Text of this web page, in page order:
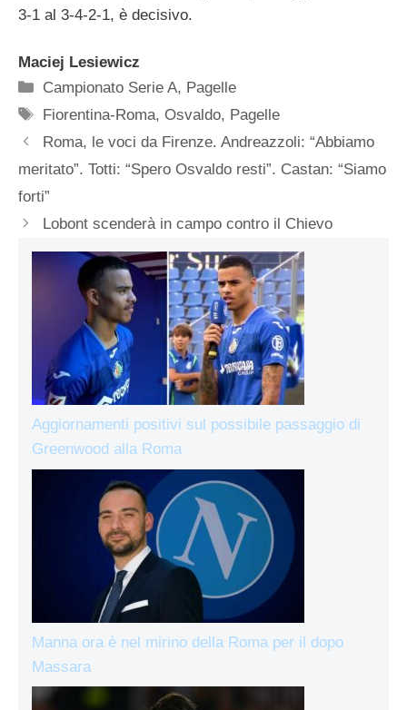
3-1 al 3-4-2-1, è decisivo.
Maciej Lesiewicz
Categorie
Campionato Serie A, Pagelle
Tag
Fiorentina-Roma,Osvaldo, Pagelle
Roma, le voci da Firenze. Andreazzoli: “Abbiamo
meritato”. Totti: “Spero Osvaldo resti”. Castan: “Siamo
forti”
Lobont scenderà in campo contro il Chievo
Aggiornamenti positivi sul possibile passaggio di
Greenwood alla Roma
Manna ora è nel mirino della Roma per il dopo
Massara